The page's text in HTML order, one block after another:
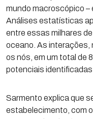
mundo macroscópico –
Análises estatísticas
entre essas milhares
oceano. As interações,
os nós, em um total de
potenciais
Sarmento explica que
estabelecimento, com